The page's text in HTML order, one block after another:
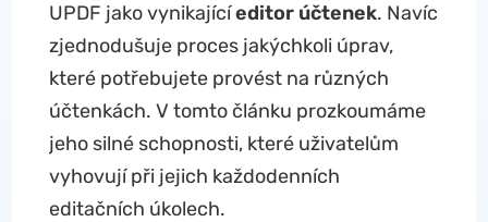
UPDF jako vynikajícíeditor účtenek. Navíc
zjednodušuje proces jakýchkoli úprav,
které potřebujete provést na různých
účtenkách. V tomto článku prozkoumáme
jeho silné schopnosti, které uživatelům
vyhovují při jejich každodenních
editačních úkolech.